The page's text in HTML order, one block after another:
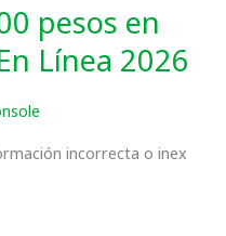
pesos en
Línea 2026
incorrecta o inex